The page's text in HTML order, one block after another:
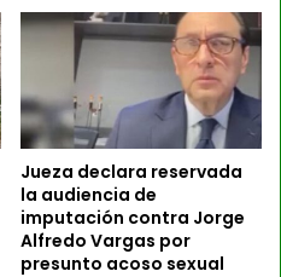
Jueza declara reservada
la audiencia de
imputación contra Jorge
Alfredo Vargas por
presunto acoso sexual